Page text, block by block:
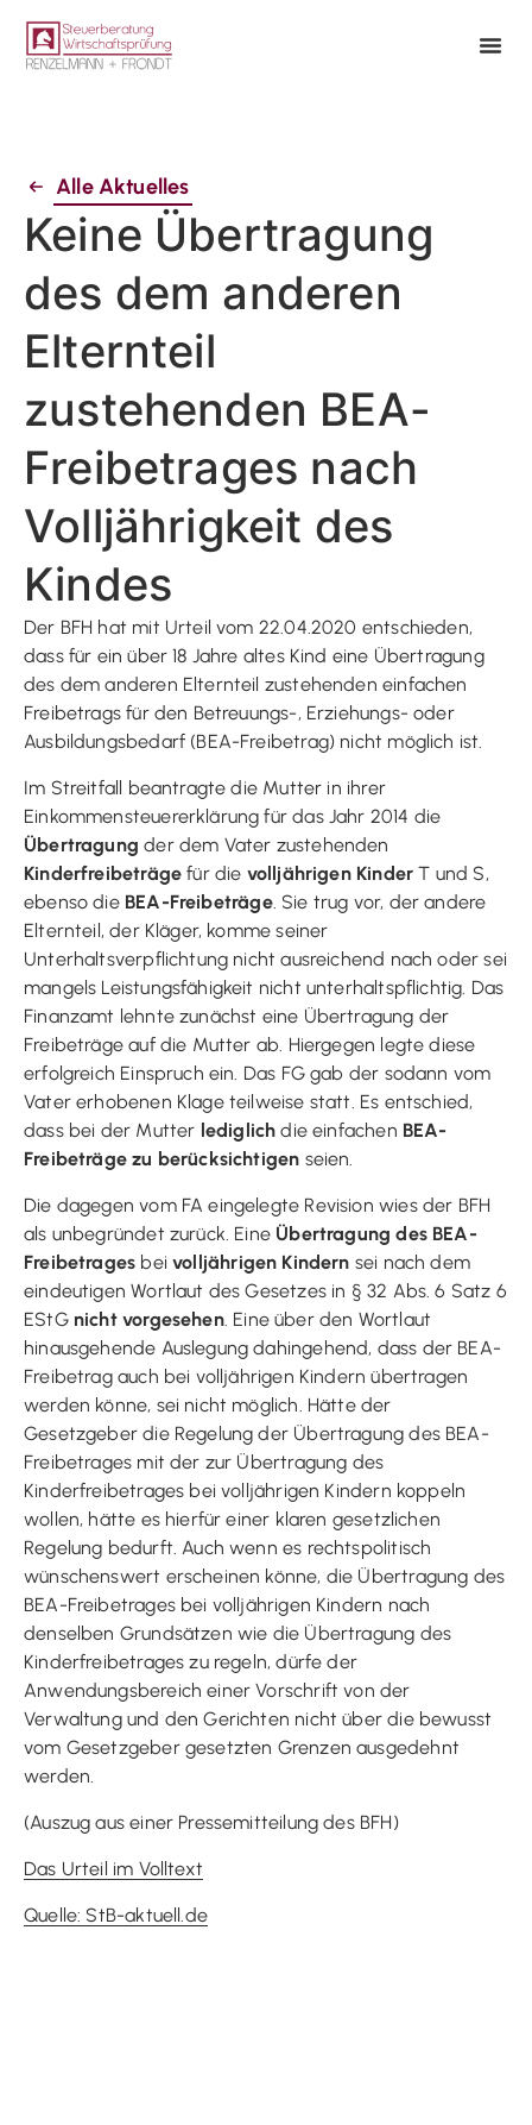
Alle Aktuelles
Keine Übertragung
des dem anderen
Elternteil
zustehenden BEA-
Freibetrages nach
Volljährigkeit des
Kindes
Der BFH hat mit Urteil vom 22.04.2020 entschieden,
dass für ein über 18 Jahre altes Kind eine Übertragung
des dem anderen Elternteil zustehenden einfachen
Freibetrags für den Betreuungs-, Erziehungs- oder
Ausbildungsbedarf (BEA-Freibetrag) nicht möglich ist.
Im Streitfall beantragte die Mutter in ihrer
Einkommensteuererklärung für das Jahr 2014 die
Übertragung der dem Vater zustehenden
Kinderfreibeträge für die volljährigen Kinder T und S,
ebenso die BEA-Freibeträge. Sie trug vor, der andere
Elternteil, der Kläger, komme seiner
Unterhaltsverpflichtung nicht ausreichend nach oder sei
mangels Leistungsfähigkeit nicht unterhaltspflichtig. Das
Finanzamt lehnte zunächst eine Übertragung der
Freibeträge auf die Mutter ab. Hiergegen legte diese
erfolgreich Einspruch ein. Das FG gab der sodann vom
Vater erhobenen Klage teilweise statt. Es entschied,
dass bei der Mutter lediglich die einfachen BEA-
Freibeträge zu berücksichtigen seien.
Die dagegen vom FA eingelegte Revision wies der BFH
als unbegründet zurück. Eine Übertragung des BEA-
Freibetrages beivolljährigen Kindern sei nach dem
eindeutigen Wortlaut des Gesetzes in § 32 Abs. 6 Satz 6
EStG nicht vorgesehen. Eine über den Wortlaut
hinausgehende Auslegung dahingehend, dass der BEA-
Freibetrag auch bei volljährigen Kindern übertragen
werden könne, sei nicht möglich. Hätte der
Gesetzgeber die Regelung der Übertragung des BEA-
Freibetrages mit der zur Übertragung des
Kinderfreibetrages bei volljährigen Kindern koppeln
wollen, hätte es hierfür einer klaren gesetzlichen
Regelung bedurft. Auch wenn es rechtspolitisch
wünschenswert erscheinen könne, die Übertragung des
BEA-Freibetrages bei volljährigen Kindern nach
denselben Grundsätzen wie die Übertragung des
Kinderfreibetrages zu regeln, dürfe der
Anwendungsbereich einer Vorschrift von der
Verwaltung und den Gerichten nicht über die bewusst
vom Gesetzgeber gesetzten Grenzen ausgedehnt
werden.
(Auszug aus einer Pressemitteilung des BFH)
Das Urteil im Volltext
Quelle: StB-aktuell.de